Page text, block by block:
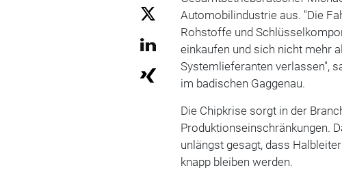
Automobilindustrie aus. "Die
Rohstoffe und
einkaufen und sich nicht mehr
Systemlieferanten verlassen",
im badischen Gaggenau.
Die Chipkrise sorgt in der
Produktionseinschränkungen.
unlängst gesagt, dass
knapp bleiben werden.